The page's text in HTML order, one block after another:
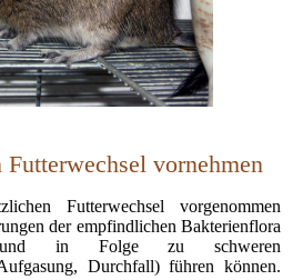
vornehmen
Futterwechsel vorgenommen
der empfindlichen Bakterienflora
und in Folge zu schweren
Durchfall) führen können.